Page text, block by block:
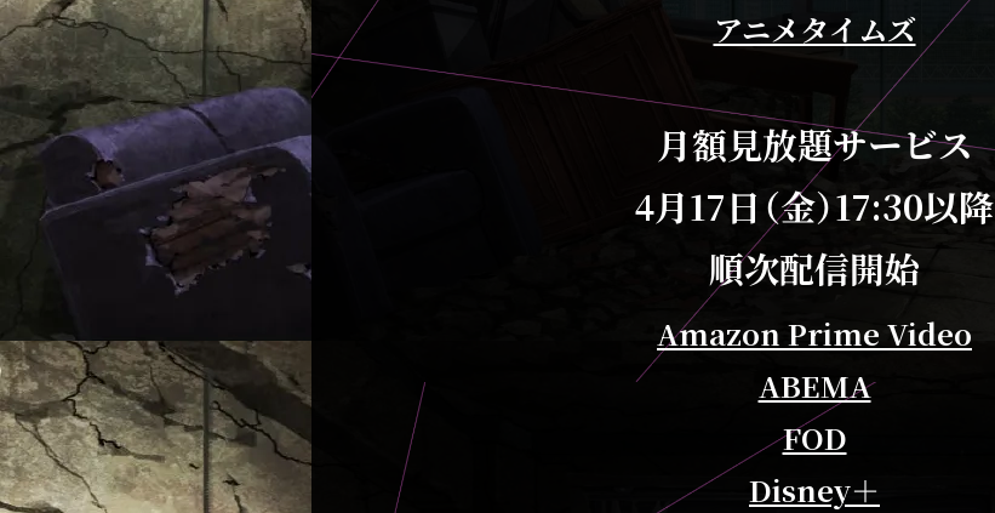
アニメタイムズ
月額見放題サービス
4月17日（金）17:30以降
順次配信開始
Amazon Prime Video
ABEMA
FOD
Disney＋